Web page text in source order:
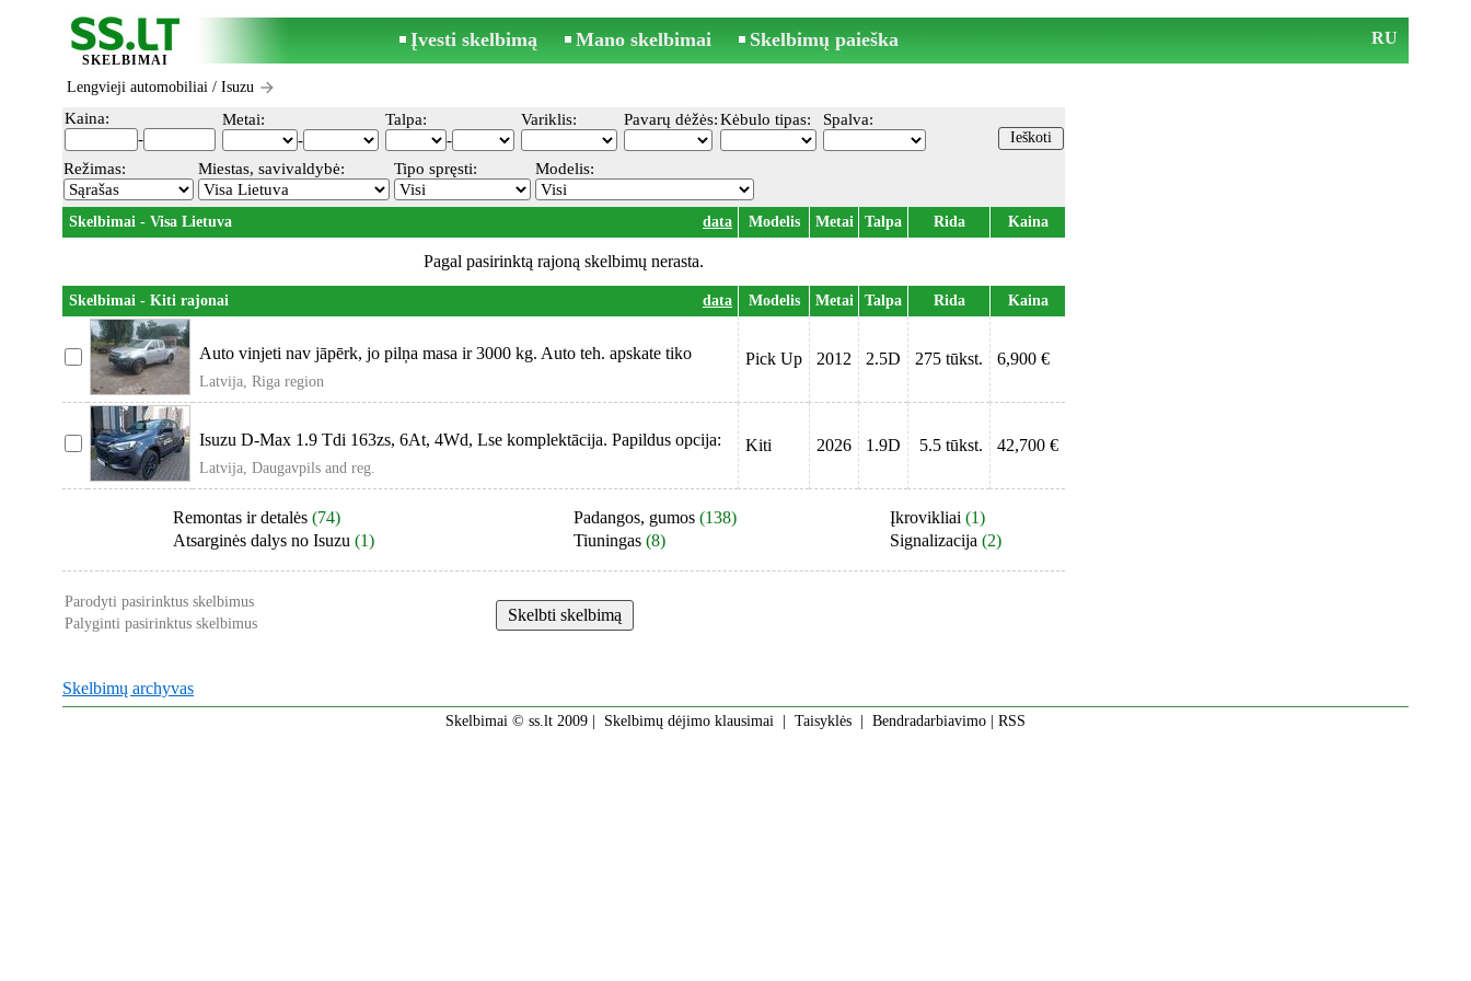
SKELBIMAI
Įvesti skelbimą Mano skelbimai Skelbimų paieška RU
Lengvieji automobiliai / Isuzu
Kaina:
-
Metai:
-
Talpa:
-
Variklis: Pavarų dėžės:Kėbulo tipas: Spalva:
Režimas: Miestas, savivaldybė: Tipo spręsti: Modelis:
Skelbimai - Visa Lietuva data Modelis Metai Talpa Rida Kaina
Pagal pasirinktą rajoną skelbimų nerasta.
Skelbimai - Kiti rajonai data Modelis Metai Talpa Rida Kaina
Auto vinjeti nav jāpērk, jo pilņa masa ir 3000 kg. Auto teh. apskate tiko
Latvija, Riga region
Pick Up 2012 2.5D 275 tūkst. 6,900 €
Isuzu D-Max 1.9 Tdi 163zs, 6At, 4Wd, Lse komplektācija. Papildus opcija:
Latvija, Daugavpils and reg.
Kiti 2026 1.9D 5.5 tūkst. 42,700 €
Remontas ir detalės (74)
Atsarginės dalys no Isuzu (1)
Padangos, gumos (138)
Tiuningas (8)
Įkrovikliai (1)
Signalizacija (2)
Parodyti pasirinktus skelbimus
Palyginti pasirinktus skelbimus
Skelbimų archyvas
Skelbimai © ss.lt 2009 | Skelbimų dėjimo klausimai Taisyklės Bendradarbiavimo RSS